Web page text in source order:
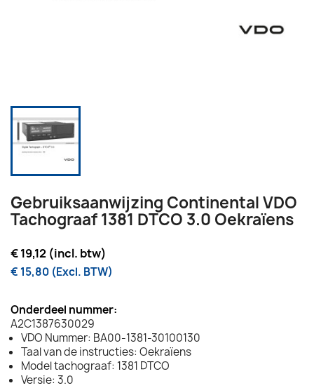
Gebruiksaanwijzing Continental VDO
Tachograaf 1381 DTCO 3.0 Oekraïens
€ 19,12 (incl. btw)
€ 15,80 (Excl. BTW)
Onderdeel nummer:
A2C1387630029
VDO Nummer: BA00-1381-30100130
Taal van de instructies: Oekraïens
Model tachograaf: 1381 DTCO
Versie: 3.0